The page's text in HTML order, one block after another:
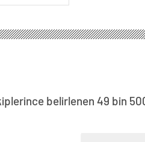
belirlenen 49 bin